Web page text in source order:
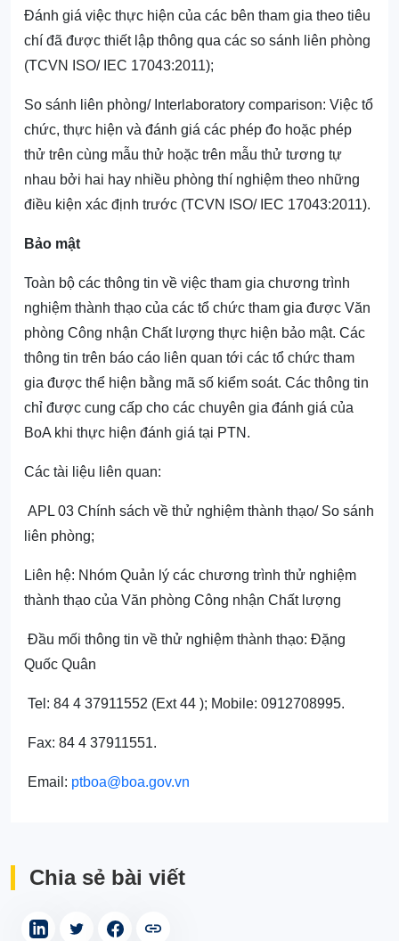
Đánh giá việc thực hiện của các bên tham gia theo tiêu
chí đã được thiết lập thông qua các so sánh liên phòng
(TCVN ISO/ IEC 17043:2011);
So sánh liên phòng/ Interlaboratory comparison: Việc tổ
chức, thực hiện và đánh giá các phép đo hoặc phép
thử trên cùng mẫu thử hoặc trên mẫu thử tương tự
nhau bởi hai hay nhiều phòng thí nghiệm theo những
điều kiện xác định trước (TCVN ISO/ IEC 17043:2011).
Bảo mật
Toàn bộ các thông tin về việc tham gia chương trình
nghiệm thành thạo của các tổ chức tham gia được Văn
phòng Công nhận Chất lượng thực hiện bảo mật. Các
thông tin trên báo cáo liên quan tới các tổ chức tham
gia được thể hiện bằng mã số kiểm soát. Các thông tin
chỉ được cung cấp cho các chuyên gia đánh giá của
BoA khi thực hiện đánh giá tại PTN.
Các tài liệu liên quan:
APL 03 Chính sách về thử nghiệm thành thạo/ So sánh
liên phòng;
Liên hệ: Nhóm Quản lý các chương trình thử nghiệm
thành thạo của Văn phòng Công nhận Chất lượng
Đầu mối thông tin về thử nghiệm thành thạo: Đặng
Quốc Quân
Tel: 84 4 37911552 (Ext 44 ); Mobile: 0912708995.
Fax: 84 4 37911551.
Email: ptboa@boa.gov.vn
Chia sẻ bài viết